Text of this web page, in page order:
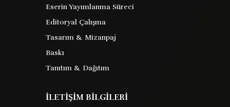
Geçmiş Kalıntıları İçin
Bir Ağıt
Keyvan Fathi Rezaei
Barkod : 9786254196133
Yayın Evi : XX
geçmiş kalıntıları için bir ağıt geçmişini
Eserin Yayımlanma Süreci
Editoryal Çalışma
Tasarım & Mizanpaj
Baskı
Tanıtım & Dağıtım
İLETİŞİM BİLGİLERİ